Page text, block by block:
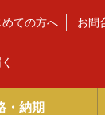
めての方へ お問
・納期